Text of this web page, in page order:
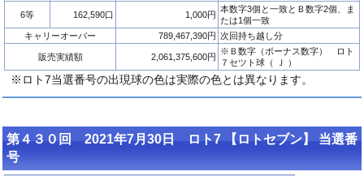
6等 162,590口 1,000円
本数字3個と一致とＢ数字2個、ま
たは1個一致
キャリーオーバー
789,467,390円 次回持ち越し分
販売実績額 2,061,375,600円
※Ｂ数字（ボーナス数字） ロト
７セツト球（ Ｊ ）
※ロト7当選番号の出現球の色は実際の色とは異なります。
第４３０回 2021年7月30日 ロト7 【ロトセブン】 当選番
号